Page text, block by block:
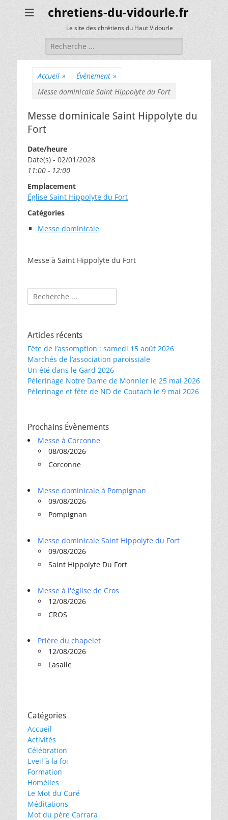
chretiens-du-vidourle.fr
Le site des chrétiens du Haut Vidourle
Rechercher :
Accueil » Évènement »
Messe dominicale Saint Hippolyte du Fort
Messe dominicale Saint Hippolyte du
Fort
Date/heure
Date(s) - 02/01/2028
11:00 - 12:00
Emplacement
Église Saint Hippolyte du Fort
Catégories
Messe dominicale
Messe à Saint Hippolyte du Fort
Rechercher :
Articles récents
Fête de l’assomption : samedi 15 août 2026
Marchés de l’association paroissiale
Un été dans le Gard 2026
Pèlerinage Notre Dame de Monnier le 25 mai 2026
Pèlerinage et fête de ND de Coutach le 9 mai 2026
Prochains Évènements
Messe à Corconne
08/08/2026
Corconne
Messe dominicale à Pompignan
09/08/2026
Pompignan
Messe dominicale Saint Hippolyte du Fort
09/08/2026
Saint Hippolyte Du Fort
Messe à l'église de Cros
12/08/2026
CROS
Prière du chapelet
12/08/2026
Lasalle
Catégories
Accueil
Activités
Célébration
Eveil à la foi
Formation
Homélies
Le Mot du Curé
Méditations
Mot du père Carrara